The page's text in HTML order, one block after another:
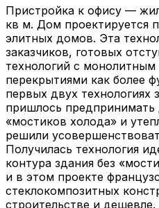
Пристройка к офису —
кв м. Дом проектируется
элитных домов. Эта
заказчиков, готовых
технологий с монолитным
перекрытиями как более
первых двух технологиях
пришлось предпринимать
«мостиков холода» и
решили
Получилась технология
контура здания без
и в этом проекте
стеклокомпозитных
строительстве и